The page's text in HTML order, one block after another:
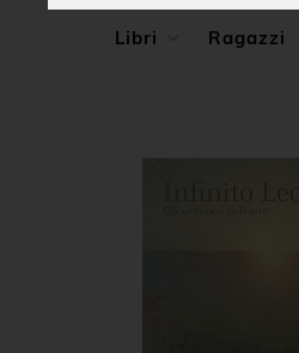
Libri Ragazzi